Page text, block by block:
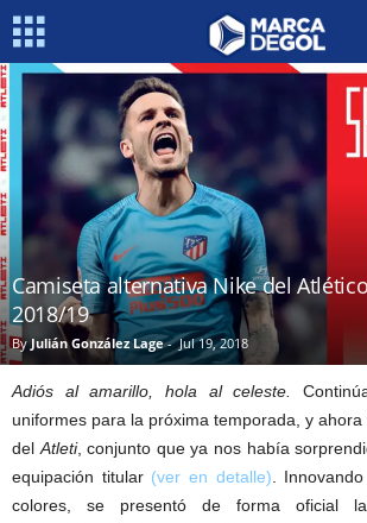
Camiseta alternativa Nike del
2018/19
By Julián González Lage- Jul 19, 2018
Adiós al amarillo, hola al celeste.
uniformes para la próxima temporada, y
delAtleti, conjunto que ya nos había
equipación titular (ver en detalle).
colores, se presentó de forma oficial